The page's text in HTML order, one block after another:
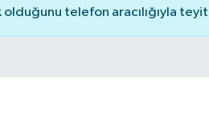
olduğunu telefon aracılığıyla